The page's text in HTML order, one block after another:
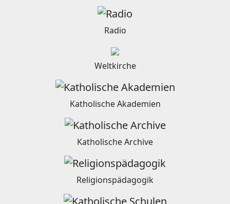
Radio
Weltkirche
Katholische Akademien
Katholische Archive
Religionspädagogik